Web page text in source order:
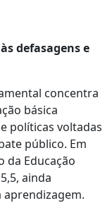
defasagens e
concentra
básica
políticas voltadas
público. Em
da Educação
ainda
aprendizagem.